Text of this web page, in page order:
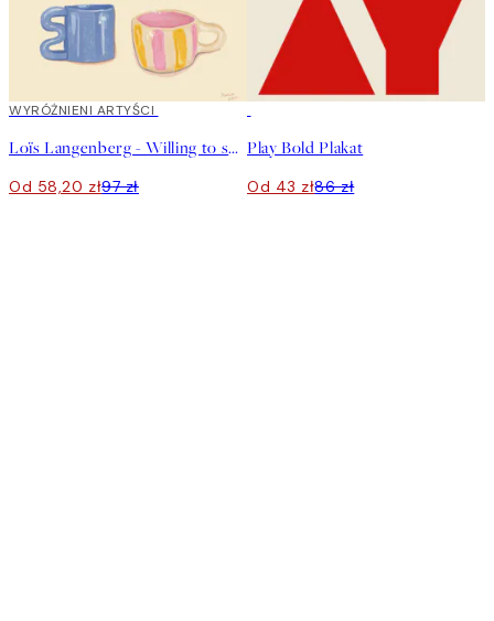
40%*
WYRÓŻNIENI ARTYŚCI
Loïs Langenberg - Willing to share my Coffe with you Plakat
Od 58,20 zł97 zł
Play Bold Plakat
Od 43 zł86 zł